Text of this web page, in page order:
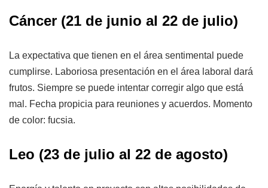
Cáncer (21 de junio al 22 de julio)
La expectativa que tienen en el área sentimental puede
cumplirse. Laboriosa presentación en el área laboral dará
frutos. Siempre se puede intentar corregir algo que está
mal. Fecha propicia para reuniones y acuerdos. Momento
de color: fucsia.
Leo (23 de julio al 22 de agosto)